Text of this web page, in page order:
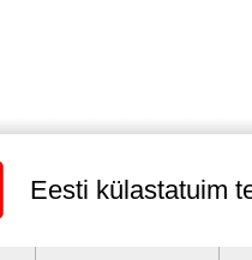
Eesti külastatuim